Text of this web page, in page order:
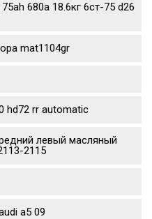
680a 18.6кг 6ст-75 d26
mat1104gr
hd72 rr automatic
левый масляный
2115
a5 09